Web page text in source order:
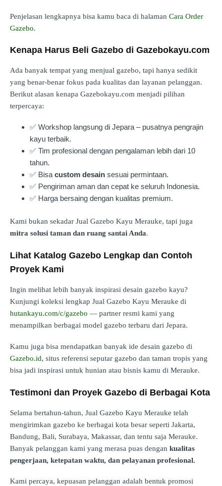
Penjelasan lengkapnya bisa kamu baca di halaman Cara Order
Gazebo.
Kenapa Harus Beli Gazebo di Gazebokayu.com
Ada banyak tempat yang menjual gazebo, tapi hanya sedikit
yang benar-benar fokus pada kualitas dan layanan pelanggan.
Berikut alasan kenapa Gazebokayu.com menjadi pilihan
terpercaya:
✅ Workshop langsung di Jepara – pusatnya pengrajin
kayu terbaik.
✅ Tim profesional dengan pengalaman lebih dari 10
tahun.
✅ Bisa custom desain sesuai permintaan.
✅ Pengiriman aman dan cepat ke seluruh Indonesia.
✅ Harga bersaing dengan kualitas premium.
Kami bukan sekadar Jual Gazebo Kayu Merauke, tapi juga
mitra solusi taman dan ruang santai Anda.
Lihat Katalog Gazebo Lengkap dan Contoh
Proyek Kami
Ingin melihat lebih banyak inspirasi desain gazebo kayu?
Kunjungi koleksi lengkap Jual Gazebo Kayu Merauke di
hutankayu.com/c/gazebo — partner resmi kami yang
menampilkan berbagai model gazebo terbaru dari Jepara.
Kamu juga bisa mendapatkan banyak ide desain gazebo di
Gazebo.id, situs referensi seputar gazebo dan taman tropis yang
bisa jadi inspirasi untuk hunian atau bisnis kamu di Merauke.
Testimoni dan Proyek Gazebo di Berbagai Kota
Selama bertahun-tahun, Jual Gazebo Kayu Merauke telah
mengirimkan gazebo ke berbagai kota besar seperti Jakarta,
Bandung, Bali, Surabaya, Makassar, dan tentu saja Merauke.
Banyak pelanggan kami yang merasa puas dengan kualitas
pengerjaan, ketepatan waktu, dan pelayanan profesional.
Kami percaya, kepuasan pelanggan adalah bentuk promosi